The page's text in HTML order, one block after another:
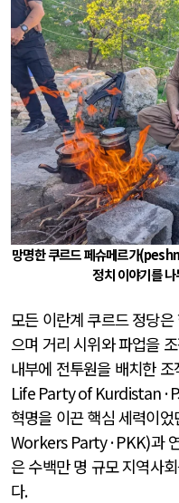
망명한 쿠르드 페슈메르가
정치 이야기를
모든 이란계 쿠르드 정당
으며 거리 시위와 파업을
내부에 전투원을 배치한
Life Party of
혁명을 이끈 핵심 세력이
Workers Party·PKK)과
은 수백만 명 규모 지역사
다.